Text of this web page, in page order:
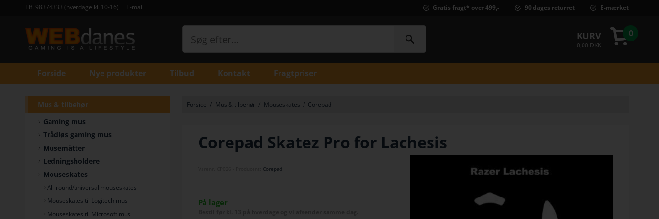
Tlf. 98374333 (hverdage kl. 10-16) E-mail Gratis fragt* over 499,- 90 dages returret E-mærket
KURV
0,00 DKK
0
Forside Nye produkter Tilbud Kontakt Fragtpriser
Forside / Mus & tilbehør / Mouseskates / Corepad
Corepad Skatez Pro for Lachesis
Corepad
På lager
Mus & tilbehør
Gaming mus
Trådløs gaming mus
Musemåtter
Ledningsholdere
Mouseskates
All-round/universal mouseskates
Mouseskates til Logitech mus
Mouseskates til Microsoft mus